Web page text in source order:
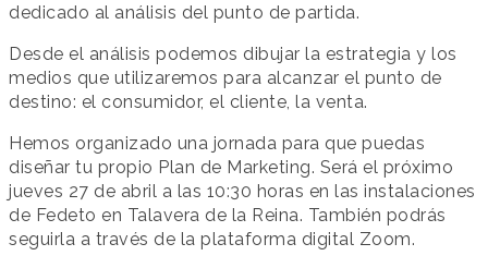
dedicado al análisis del punto de partida.
Desde el análisis podemos dibujar la estrategia y los
medios que utilizaremos para alcanzar el punto de
destino: el consumidor, el cliente, la venta.
Hemos organizado una jornada para que puedas
diseñar tu propio Plan de Marketing. Será el próximo
jueves 27 de abril a las 10:30 horas en las instalaciones
de Fedeto en Talavera de la Reina. También podrás
seguirla a través de la plataforma digital Zoom.